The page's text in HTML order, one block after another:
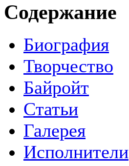
Содержание
Биография
Творчество
Байройт
Статьи
Галерея
Исполнители